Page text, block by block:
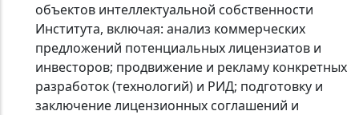
объектов интеллектуальной собственности
Института, включая: анализ коммерческих
предложений потенциальных лицензиатов и
инвесторов; продвижение и рекламу конкретных
разработок (технологий) и РИД; подготовку и
заключение лицензионных соглашений и